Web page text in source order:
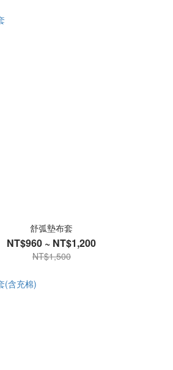
舒弧墊布套
NT$960 ~ NT$1,200
NT$1,500